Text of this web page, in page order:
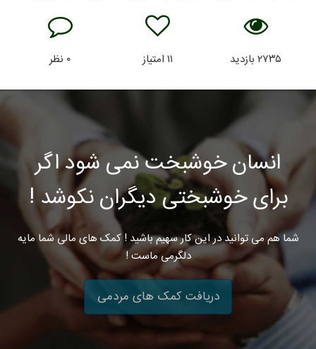
۲۷۳۵بازدید ۱۱امتیاز ۰ نظر
انسان خوشبخت نمی شود اگر
برای خوشبختی دیگران نکوشد !
شما هم می توانید در این کار سهیم باشید ! کمک های مالی شما مایه
دلگرمی ماست !
دریافت کمک های مردمی